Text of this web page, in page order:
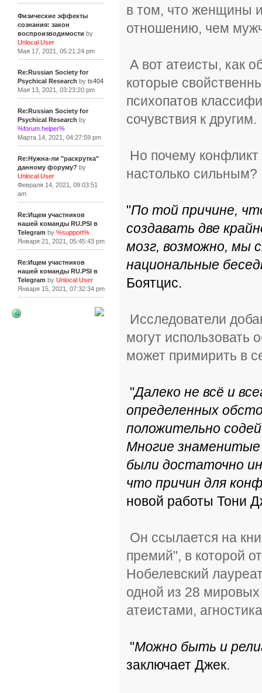
Физические эффекты
сознания: закон
воспроизводимости by
Unlocal User
Мая 17, 2021, 05:21:24 pm
Re:Russian Society for
Psychical Research by ts404
Мая 13, 2021, 03:23:20 pm
Re:Russian Society for
Psychical Research by
%forum.helper%
Марта 14, 2021, 04:27:59 pm
Re:Нужна-ли "раскрутка"
данному форуму? by
Unlocal User
Февраля 14, 2021, 09:03:51
am
Re:Ищем участников
нашей команды RU.PSI в
Telegram by %support%
Января 21, 2021, 05:45:43 pm
Re:Ищем участников
нашей команды RU.PSI в
Telegram by Unlocal User
Января 15, 2021, 07:32:34 pm
в том, что женщины
отношению, чем
А вот атеисты, как
которые
психопатов
сочувствия к другим.
Но почему
настолько сильным?
"По той причине,
создавать две
мозг, возможно, мы
национальные
Боятцис.
Исследователи
могут использовать
может примирить в
"Далеко не всё и
определенных
положительно
Многие знаменитые
были достаточно
что причин для
новой работы Тони
Он ссылается на
премий", в которой
Нобелевский
одной из 28
атеистами,
"Можно быть и
заключает Джек.